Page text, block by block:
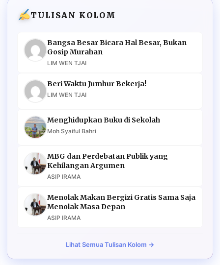
TULISAN KOLOM
Bangsa Besar Bicara Hal Besar, Bukan
Gosip Murahan
LIM WEN TJAI
Beri Waktu Jumhur Bekerja!
LIM WEN TJAI
Menghidupkan Buku di Sekolah
Moh Syaiful Bahri
MBG dan Perdebatan Publik yang
Kehilangan Argumen
ASIP IRAMA
Menolak Makan Bergizi Gratis Sama Saja
Menolak Masa Depan
ASIP IRAMA
Lihat Semua Tulisan Kolom →